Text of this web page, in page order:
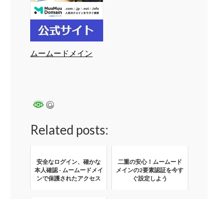
ムームードメイン
Related posts:
安全なログイン、確かな
本人確認 - ムームードメイ
ンで保護されたアクセス
二重の安心！ムームード
メインの2要素認証を今す
ぐ設定しよう